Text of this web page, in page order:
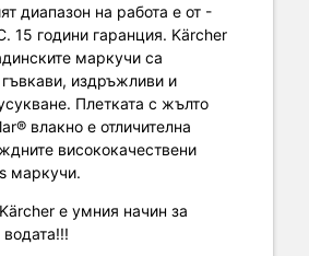
диапазон на работа е от -
15 години гаранция. Kärcher
маркучи са
издръжливи и
Плетката с жълто
влакно е отличителна
висококачествени
маркучи.
е умния начин за